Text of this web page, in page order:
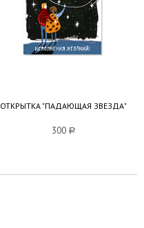
ОТКРЫТКА "ПАДАЮЩАЯ ЗВЕЗДА"
300 a